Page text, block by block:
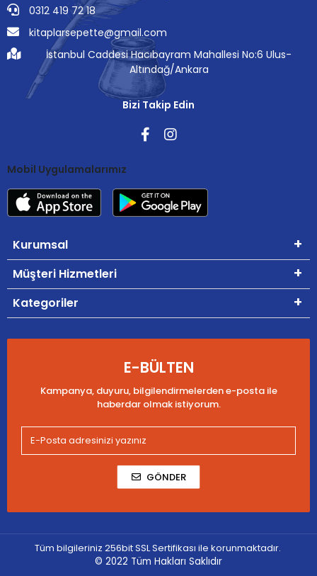
0312 419 72 18
kitaplarsepette@gmail.com
İstanbul Caddesi Hacıbayram Mahallesi No:6 Ulus-
Altındağ/Ankara
Bizi Takip Edin
Mobil Uygulamalarımız
Kurumsal
Müşteri Hizmetleri
Kategoriler
E-BÜLTEN
Kampanya, duyuru, bilgilendirmelerden e-posta ile
haberdar olmak istiyorum.
GÖNDER
Tüm bilgileriniz 256bit SSL Sertifikası ile korunmaktadır.
© 2022 Tüm Hakları Saklıdır